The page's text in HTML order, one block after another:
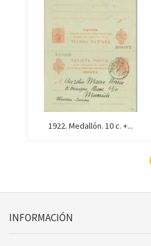
1922. Medallón. 10 c. +...
INFORMACIÓN